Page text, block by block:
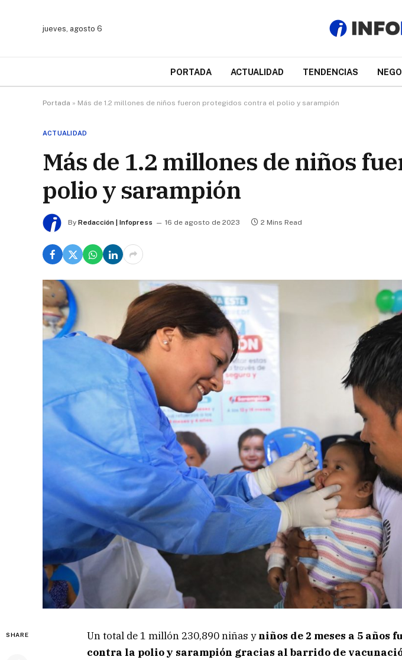
jueves, agosto 6
PORTADA ACTUALIDAD TENDENCIAS
Portada » Más de 1.2 millones de niños fueron protegidos contra el polio y sarampión
ACTUALIDAD
Más de 1.2 millones de niños
polio y sarampión
By Redacción | Infopress 16 de agosto de 2023 2 Mins Read
SHARE Un total de 1 millón 230,890 niñas yniños de 2 meses a 5 años
contra la polio y sarampión gracias al barrido de